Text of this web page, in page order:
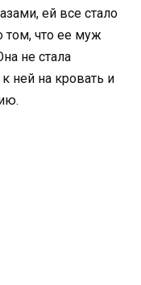
ей все стало
том, что ее муж
не стала
ней на кровать и